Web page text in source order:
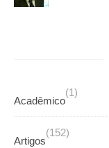
Acadêmico
(1)
Artigos
(152)